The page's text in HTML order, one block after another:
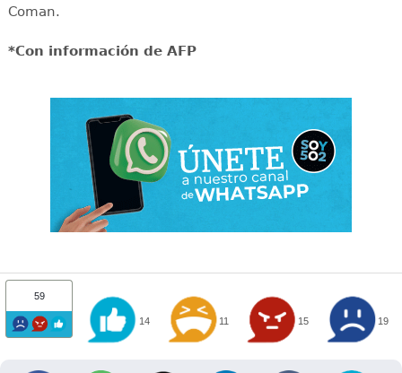
Coman.
*Con información de AFP
59
14 11 15 19